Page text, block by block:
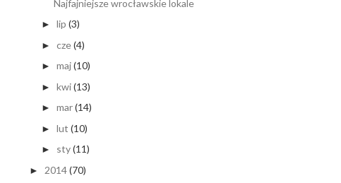
Najfajniejsze wrocławskie lokale
► lip (3)
► cze(4)
► maj(10)
► kwi(13)
► mar(14)
► lut (10)
► sty(11)
► 2014(70)